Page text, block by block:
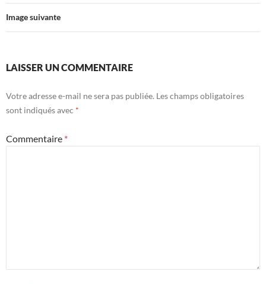
Image suivante
LAISSER UN COMMENTAIRE
Votre adresse e-mail ne sera pas publiée. Les champs obligatoires
sont indiqués avec *
Commentaire *